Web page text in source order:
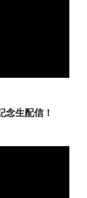
生配信！